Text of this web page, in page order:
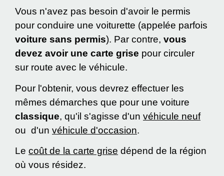
Vous n'avez pas besoin d'avoir le permis
pour conduire une voiturette (appelée parfois
voiture sans permis). Par contre, vous
devez avoir une carte grise pour circuler
sur route avec le véhicule.
Pour l'obtenir, vous devrez effectuer les
mêmes démarches que pour une voiture
classique, qu'il s'agisse d'un véhicule neuf
ou d'un véhicule d'occasion.
Le coût de la carte grise dépend de la région
où vous résidez.